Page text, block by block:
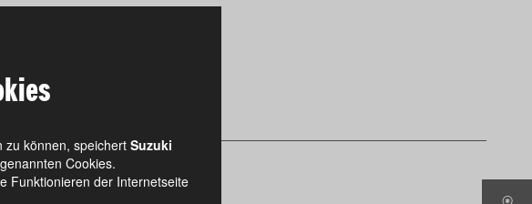
zu können, speichert Suzuki
Cookies.
Funktionieren der Internetseite
Technik